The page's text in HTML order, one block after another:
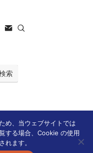
索
め、当ウェブサイトでは
する場合、Cookie の使用
れます。